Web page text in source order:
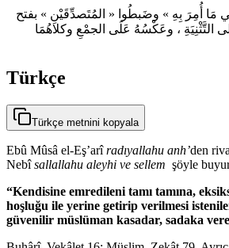
مَا أُمِرَ بِهِ » وضَبطُوا « المُتَصدِّقَيْنِ » بفتح
التَّثْنِيَةِ ، وعَكْسُهُ عَلَى الجمْعِ وكلاهُمَا
Türkçe
Türkçe metnini kopyala
Ebû Mûsâ el-Eş’arîradıyallahu anh’den
Nebîsallallahu aleyhi ve sellem şöyle
“Kendisine emredileni tamı tamına,
hoşluğu ile yerine getirip verilmesi
güvenilir müslüman kasadar, sadaka